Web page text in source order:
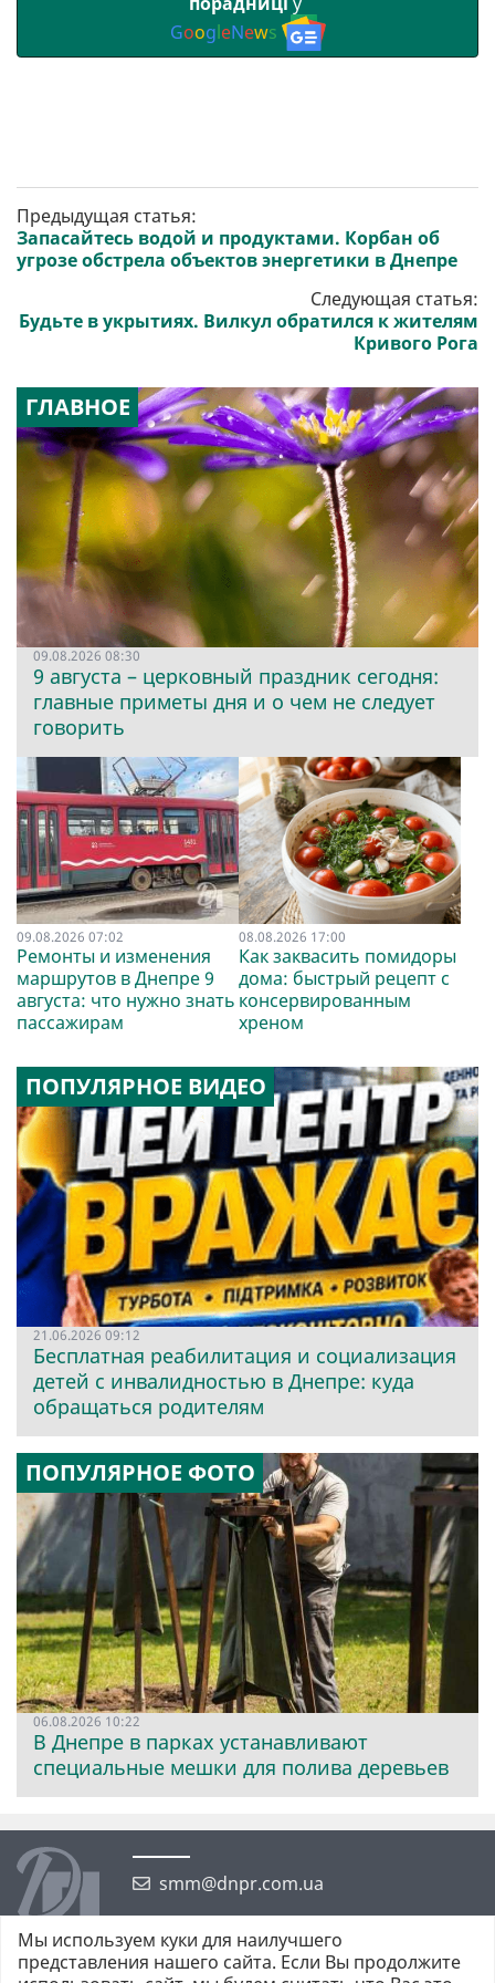
GoogleNews
Предыдущая статья:
Запасайтесь водой и продуктами. Корбан об
угрозе обстрела объектов энергетики в Днепре
Следующая статья:
Будьте в укрытиях. Вилкул обратился к жителям
Кривого Рога
ГЛАВНОЕ
09.08.2026 08:30
9 августа – церковный праздник сегодня:
главные приметы дня и о чем не следует
говорить
09.08.2026 07:02
Ремонты и изменения
маршрутов в Днепре 9
августа: что нужно знать
пассажирам
08.08.2026 17:00
Как заквасить помидоры
дома: быстрый рецепт с
консервированным
хреном
ПОПУЛЯРНОЕ ВИДЕО
21.06.2026 09:12
Бесплатная реабилитация и социализация
детей с инвалидностью в Днепре: куда
обращаться родителям
ПОПУЛЯРНОЕ ФОТО
06.08.2026 10:22
В Днепре в парках устанавливают
специальные мешки для полива деревьев
smm@dnpr.com.ua
Мы используем куки для наилучшего
представления нашего сайта. Если Вы продолжите